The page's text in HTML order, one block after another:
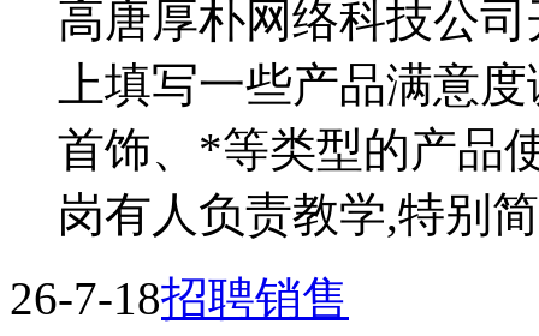
高唐厚朴网络科技公
上填写一些产品满意
首饰、*等类型的产品
岗有人负责教学,特别
26-7-18招聘销售